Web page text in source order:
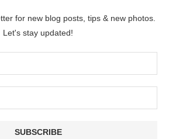
for new blog posts, tips & new photos.
Let's stay updated!